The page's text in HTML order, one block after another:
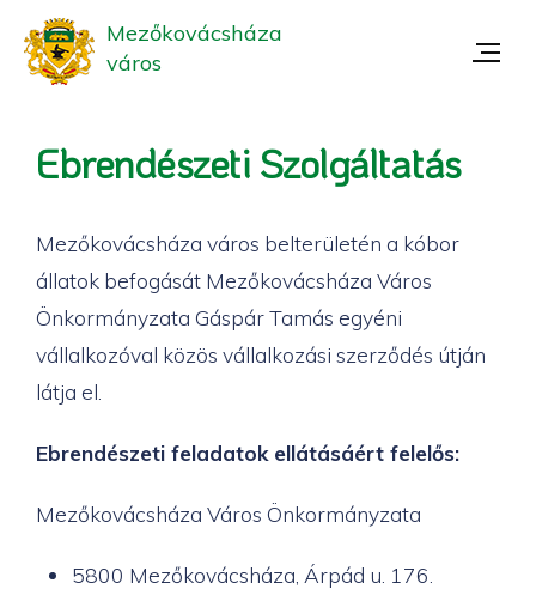
Mezőkovácsháza
város
Ebrendészeti Szolgáltatás
Mezőkovácsháza város belterületén a kóbor
állatok befogását Mezőkovácsháza Város
Önkormányzata Gáspár Tamás egyéni
vállalkozóval közös vállalkozási szerződés útján
látja el.
Ebrendészeti feladatok ellátásáért felelős:
Mezőkovácsháza Város Önkormányzata
5800 Mezőkovácsháza, Árpád u. 176.